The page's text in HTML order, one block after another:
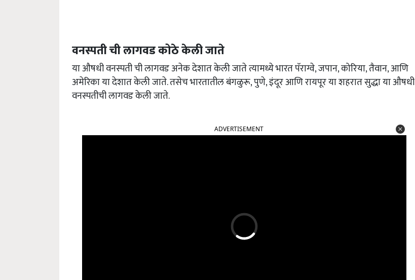
वनस्पती ची लागवड कोठे केली जाते
या औषधी वनस्पती ची लागवड अनेक देशात केली जाते त्यामध्ये भारत पॅराग्वे, जपान, कोरिया, तैवान, आणि
अमेरिका या देशात केली जाते. तसेच भारतातील बंगळुरू, पुणे, इंदूर आणि रायपूर या शहरात सुद्धा या औषधी
वनस्पतीची लागवड केली जाते.